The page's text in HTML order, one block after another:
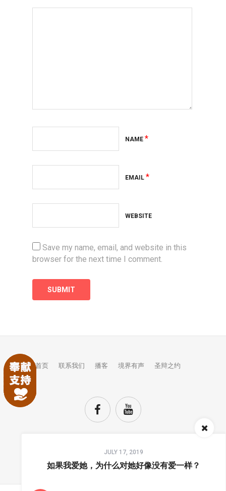
NAME *
EMAIL *
WEBSITE
Save my name, email, and website in this
browser for the next time I comment.
JULY 17, 2019
如果我爱她，为什么对她好像没有爱一样？
首页 联系我们 播客 境界有声 圣辩之约
TOP